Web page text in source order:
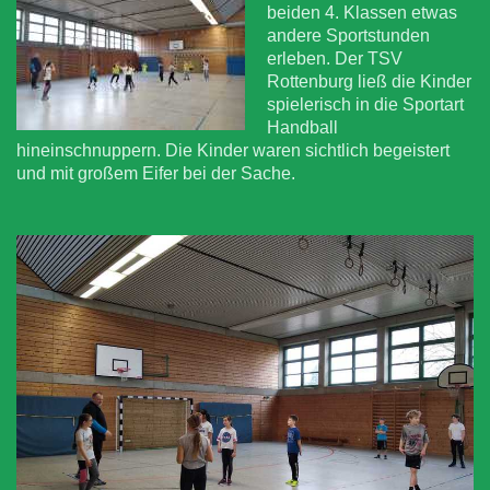
beiden 4. Klassen etwas
andere Sportstunden
erleben. Der TSV
Rottenburg ließ die Kinder
spielerisch in die Sportart
Handball
hineinschnuppern. Die Kinder waren sichtlich begeistert
und mit großem Eifer bei der Sache.